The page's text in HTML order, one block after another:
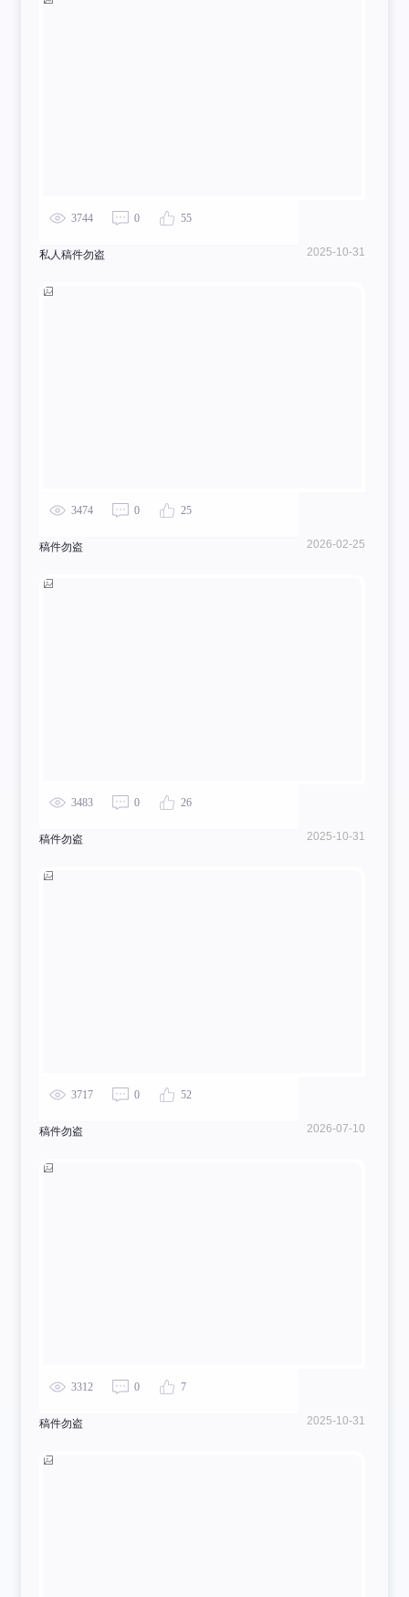
3744 0 55
私人稿件勿盗 2025-10-31
3474 0 25
稿件勿盗 2026-02-25
3483 0 26
稿件勿盗 2025-10-31
3717 0 52
稿件勿盗 2026-07-10
3312 0 7
稿件勿盗 2025-10-31